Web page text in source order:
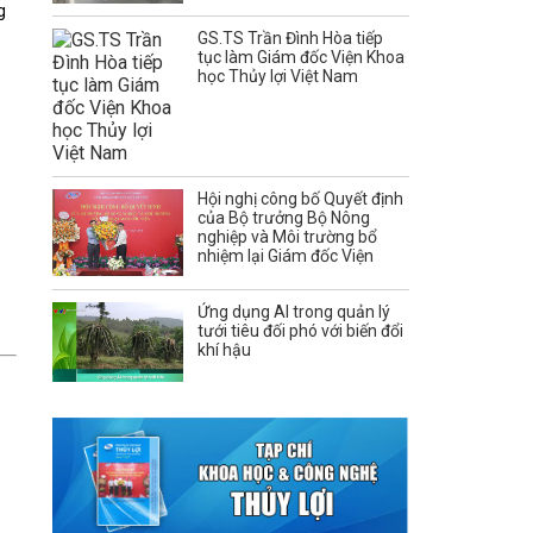
GS.TS Trần Đình Hòa tiếp
tục làm Giám đốc Viện Khoa
học Thủy lợi Việt Nam
Hội nghị công bố Quyết định
của Bộ trưởng Bộ Nông
nghiệp và Môi trường bổ
nhiệm lại Giám đốc Viện
Ứng dụng AI trong quản lý
tưới tiêu đối phó với biến đổi
khí hậu